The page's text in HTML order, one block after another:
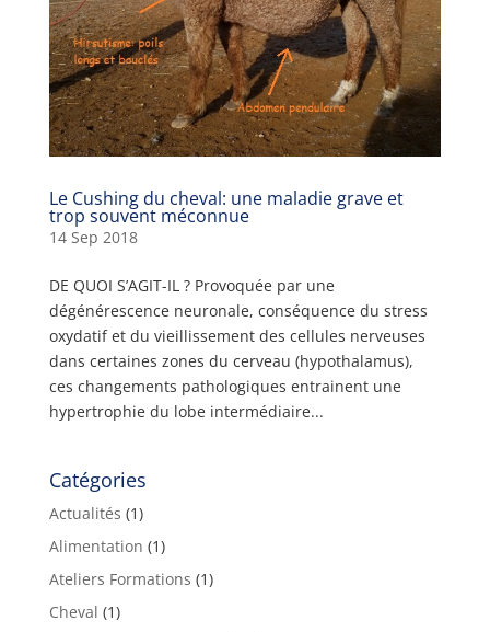
Le Cushing du cheval: une maladie grave et
trop souvent méconnue
14 Sep 2018
DE QUOI S’AGIT-IL ? Provoquée par une
dégénérescence neuronale, conséquence du stress
oxydatif et du vieillissement des cellules nerveuses
dans certaines zones du cerveau (hypothalamus),
ces changements pathologiques entrainent une
hypertrophie du lobe intermédiaire...
Catégories
Actualités (1)
Alimentation (1)
Ateliers Formations (1)
Cheval (1)